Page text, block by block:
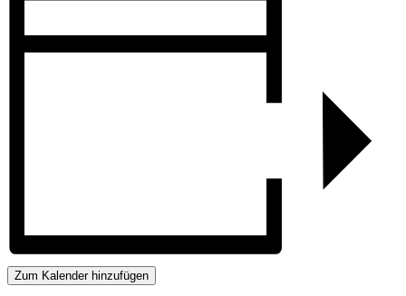
Zum Kalender hinzufügen